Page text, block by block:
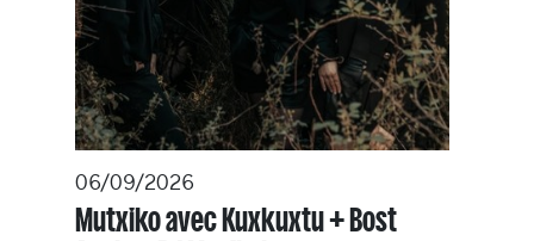
06/09/2026
Mutxiko avec Kuxkuxtu + Bost